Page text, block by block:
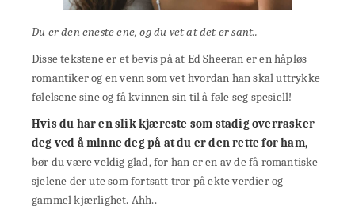
Du er den eneste ene, og du vet at det er sant..
Disse tekstene er et bevis på at Ed Sheeran er en håpløs
romantiker og en venn som vet hvordan han skal uttrykke
følelsene sine og få kvinnen sin til å føle seg spesiell!
Hvis du har en slik kjæreste som stadig overrasker
deg ved å minne deg på at du er den rette for ham,
bør du være veldig glad, for han er en av de få romantiske
sjelene der ute som fortsatt tror på ekte verdier og
gammel kjærlighet. Ahh..